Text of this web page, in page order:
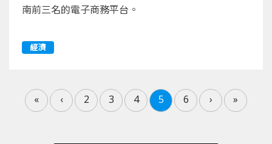
南前三名的電子商務平台。
經濟
« ‹ 2 3 4 5 6 › »